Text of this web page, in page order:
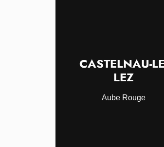
CASTELNAU-
LEZ
Aube Rouge